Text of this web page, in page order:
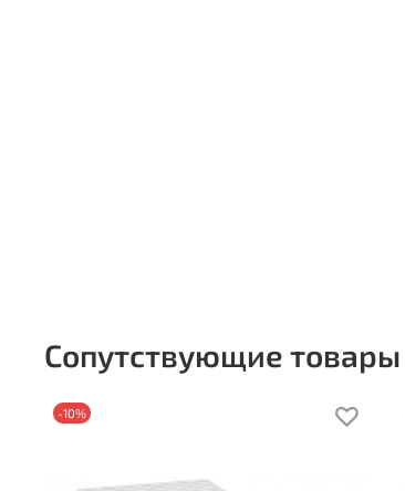
Сопутствующие товары
-10%